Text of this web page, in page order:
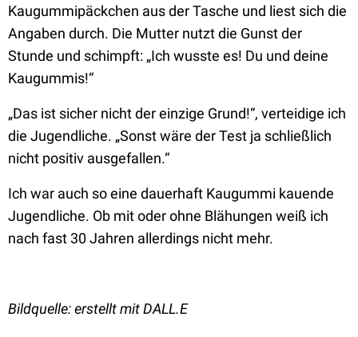
Kaugummipäckchen aus der Tasche und liest sich die
Angaben durch. Die Mutter nutzt die Gunst der
Stunde und schimpft: „Ich wusste es! Du und deine
Kaugummis!“
„Das ist sicher nicht der einzige Grund!“, verteidige ich
die Jugendliche. „Sonst wäre der Test ja schließlich
nicht positiv ausgefallen.“
Ich war auch so eine dauerhaft Kaugummi kauende
Jugendliche. Ob mit oder ohne Blähungen weiß ich
nach fast 30 Jahren allerdings nicht mehr.
Bildquelle: erstellt mit DALL.E